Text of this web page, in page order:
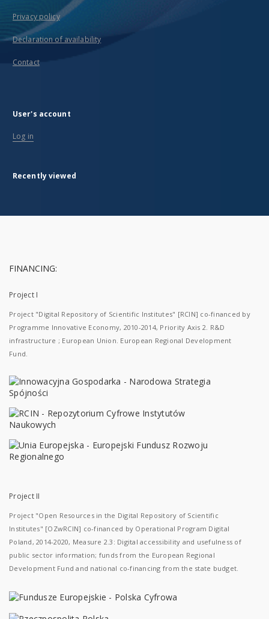
Privacy policy
Declaration of availability
Contact
User's account
Log in
Recently viewed
FINANCING:
Project I
Project "Digital Repository of Scientific Institutes" [RCIN] co-financed by
Programme Innovative Economy, 2010-2014, Priority Axis 2. R&D
infrastructure ; European Union. European Regional Development
Fund.
Project II
Project "Open Resources in the Digital Repository of Scientific
Institutes" [OZwRCIN] co-financed by Operational Program Digital
Poland, 2014-2020, Measure 2.3: Digital accessibility and usefulness of
public sector information; funds from the European Regional
Development Fund and national co-financing from the state budget.